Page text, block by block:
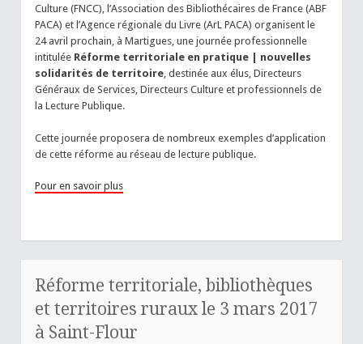
Culture (FNCC), l’Association des Bibliothécaires de France (ABF
PACA) et l’Agence régionale du Livre (ArL PACA) organisent le
24 avril prochain, à Martigues, une journée professionnelle
intitulée Réforme territoriale en pratique | nouvelles
solidarités de territoire, destinée aux élus, Directeurs
Généraux de Services, Directeurs Culture et professionnels de
la Lecture Publique.
Cette journée proposera de nombreux exemples d’application
de cette réforme au réseau de lecture publique.
Pour en savoir plus
Réforme territoriale, bibliothèques
et territoires ruraux le 3 mars 2017
à Saint-Flour